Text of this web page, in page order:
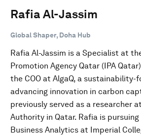
Rafia Al-Jassim
Global Shaper, Doha Hub
Rafia Al-Jassim is a Specialist at
Promotion Agency Qatar (IPA
the COO at AlgaQ, a
advancing innovation in carbon
previously served as a researcher
Authority in Qatar. Rafia is pursuing
Business Analytics at Imperial